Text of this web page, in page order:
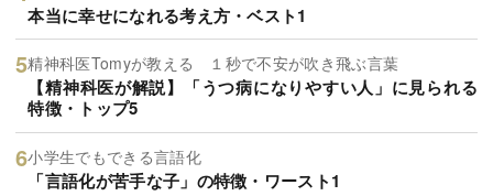
本当に幸せになれる考え方・ベスト1
精神科医Tomyが教える １秒で不安が吹き飛ぶ言葉
【精神科医が解説】「うつ病になりやすい人」に見られる
特徴・トップ5
小学生でもできる言語化
「言語化が苦手な子」の特徴・ワースト1